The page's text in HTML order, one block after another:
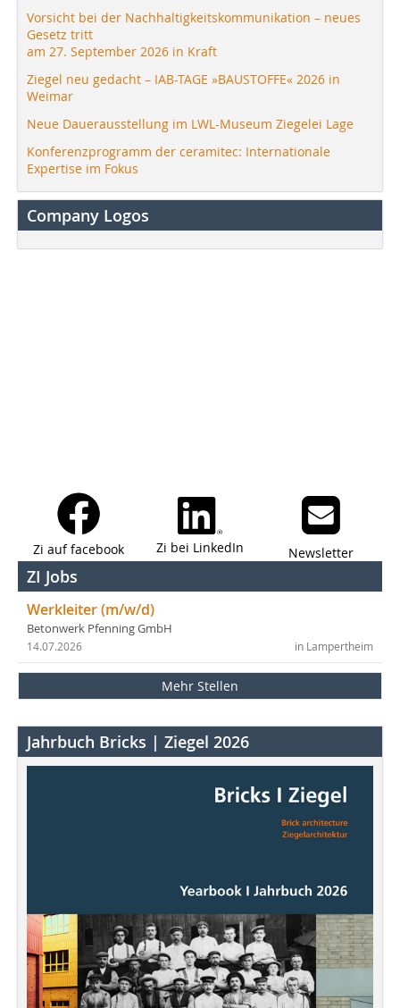
Vorsicht bei der Nachhaltigkeitskommunikation – neues
Gesetz tritt
am 27. September 2026 in Kraft
Ziegel neu gedacht – IAB-TAGE »BAUSTOFFE« 2026 in
Weimar
Neue Dauerausstellung im LWL-Museum Ziegelei Lage
Konferenzprogramm der ceramitec: Internationale
Expertise im Fokus
Company Logos
Zi auf facebook Zi bei LinkedIn Newsletter
ZI Jobs
Werkleiter (m/w/d)
Betonwerk Pfenning GmbH
in Lampertheim
14.07.2026
Mehr Stellen
Jahrbuch Bricks | Ziegel 2026